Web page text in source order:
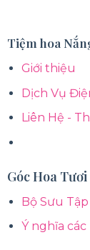
Tiệm hoa
Giới thiệu
Dịch Vụ
Liên Hệ -
Góc Hoa Tươi
Bộ Sưu Tập
Ý nghĩa các